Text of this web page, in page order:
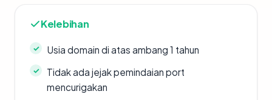
Kelebihan
Usia domain di atas ambang 1 tahun
Tidak ada jejak pemindaian port
mencurigakan